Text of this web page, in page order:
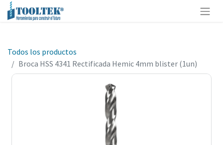
Todos los productos
Broca HSS 4341 Rectificada Hemic 4mm blister (1un)